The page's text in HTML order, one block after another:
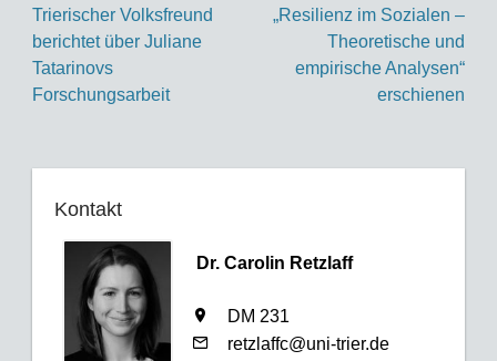
Trierischer Volksfreund
berichtet über Juliane
Tatarinovs
Forschungsarbeit
„Resilienz im Sozialen –
Theoretische und
empirische Analysen“
erschienen
Kontakt
Dr. Carolin Retzlaff
DM 231
retzlaffc@uni-trier.de